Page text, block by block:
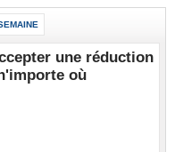
une réduction
où